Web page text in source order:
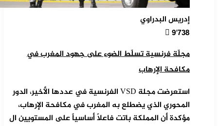
إدريس البدراوي
9٬738
مجلّة فرنسية تسلّط الضوء على جهود المغرب في
مكافحة الإرهاب
استعرضت مجلة VSD الفرنسية في عددها الأخير، الدور
المحوري الذي يضطلع به المغرب في مكافحة الإرهاب،
مؤكدة أن المملكة باتت فاعلاً أساسياً على المستويين ال